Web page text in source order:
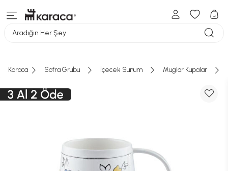
Aradığın Her Şey
Karaca Sofra Grubu İçecek Sunum Muglar Kupalar